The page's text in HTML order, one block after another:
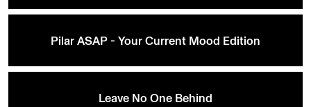
Pilar ASAP - Your Current Mood Edition
Leave No One Behind